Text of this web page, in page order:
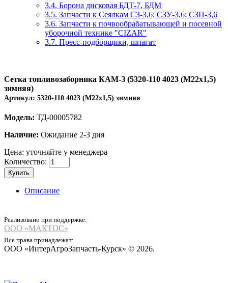
3.4. Борона дисковая БДТ-7, БДМ
3.5. Запчасти к Сеялкам СЗ-3,6; СЗУ-3,6; СЗП-3,6
3.6. Запчасти к почвообрабатывающей и посевной
уборочной технике "CIZAR"
3.7. Пресс-подборщики, шпагат
Сетка топливозаборника КАМ-З (5320-110 4023 (М22х1,5)
зимняя)
Артикул: 5320-110 4023 (М22х1,5) зимняя
Модель: ТД-00005782
Наличие: Ожидание 2-3 дня
Цена: уточняйте у менеджера
Количество:
Купить
Описание
Реализовано при поддержке:
ООО «МАКТОС»
Все права принадлежат:
ООО «ИнтерАгроЗапчасть-Курск» © 2026.